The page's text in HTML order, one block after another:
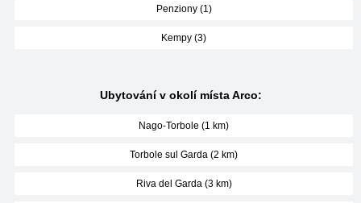
Penziony (1)
Kempy (3)
Ubytování v okolí místa Arco:
Nago-Torbole (1 km)
Torbole sul Garda (2 km)
Riva del Garda (3 km)